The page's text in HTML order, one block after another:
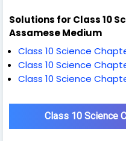
Solutions for Class 10
Assamese Medium
Class 10 Science
Class 10 Science Chapter
Class 10 Science Chapter
Class 10 Science